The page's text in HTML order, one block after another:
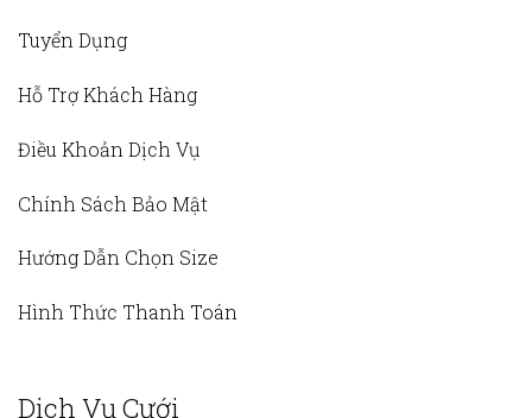
Tuyển Dụng
Hỗ Trợ Khách Hàng
Điều Khoản Dịch Vụ
Chính Sách Bảo Mật
Hướng Dẫn Chọn Size
Hình Thức Thanh Toán
Dịch Vụ Cưới